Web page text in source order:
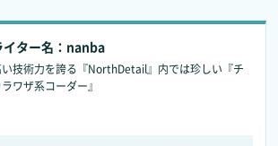
イター名：nanba
技術力を誇る『NorthDetail』内では珍しい『チ
ワザ系コーダー』